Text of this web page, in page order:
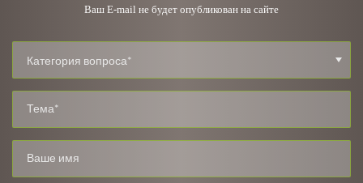
Ваш E-mail не будет опубликован на сайте
Категория вопроса*